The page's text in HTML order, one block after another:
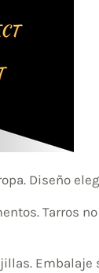
Diseño
Tarros
Embalaje